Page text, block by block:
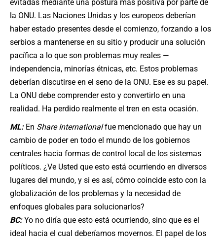
evitadas mediante una postura más positiva por parte de
la ONU. Las Naciones Unidas y los europeos deberían
haber estado presentes desde el comienzo, forzando a los
serbios a mantenerse en su sitio y producir una solución
pacífica a lo que son problemas muy reales —
independencia, minorías étnicas, etc. Estos problemas
deberían discutirse en el seno de la ONU. Ese es su papel.
La ONU debe comprender esto y convertirlo en una
realidad. Ha perdido realmente el tren en esta ocasión.
ML:En Share Internationalfue mencionado que hay un
cambio de poder en todo el mundo de los gobiernos
centrales hacia formas de control local de los sistemas
políticos. ¿Ve Usted que esto está ocurriendo en diversos
lugares del mundo, y si es así, cómo coincide esto con la
globalización de los problemas y la necesidad de
enfoques globales para solucionarlos?
BC:Yo no diría que esto está ocurriendo, sino que es el
ideal hacia el cual deberíamos movernos. El papel de los